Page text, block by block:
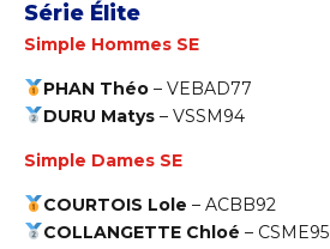
Série Élite
Simple Hommes SE
PHAN Théo– VEBAD77
DURU Matys– VSSM94
Simple Dames SE
COURTOIS Lole – ACBB92
COLLANGETTE Chloé – CSME95